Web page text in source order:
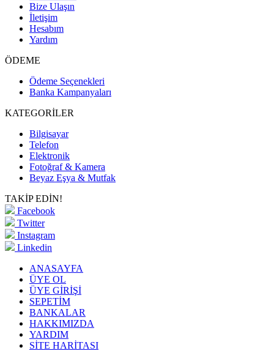
Bize Ulaşın
İletişim
Hesabım
Yardım
ÖDEME
Ödeme Seçenekleri
Banka Kampanyaları
KATEGORİLER
Bilgisayar
Telefon
Elektronik
Fotoğraf & Kamera
Beyaz Eşya & Mutfak
TAKİP EDİN!
Facebook
Twitter
Instagram
Linkedin
ANASAYFA
ÜYE OL
ÜYE GİRİŞİ
SEPETİM
BANKALAR
HAKKIMIZDA
YARDIM
SİTE HARİTASI